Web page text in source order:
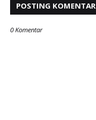
POSTING KOMENTAR
0 Komentar